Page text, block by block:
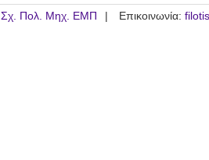
Σχ. Πολ. Μηχ. ΕΜΠ Επικοινωνία: